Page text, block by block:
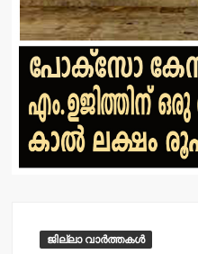
ജില്ലാ വാർത്തകൾ